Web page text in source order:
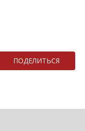
ПОДЕЛИТЬСЯ